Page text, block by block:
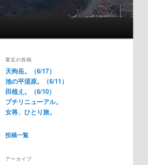
最近の投稿
天狗岳。（6/17）
池の平湿原。（6/11）
田植え。（6/10）
プチリニューアル。
女将、ひとり旅。
投稿一覧
アーカイブ